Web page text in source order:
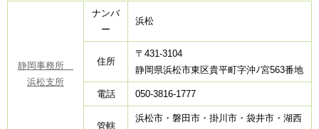
静岡事務所
浜松支所
ナンバ
ー
浜松
住所
〒431-3104
静岡県浜松市東区貴平町字沖ﾉ宮563番地
電話 050-3816-1777
管轄
浜松市・磐田市・掛川市・袋井市・湖西